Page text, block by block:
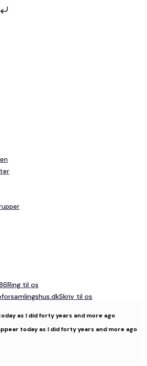
Ring til os
Skriv til os
as I did forty years and more ago
today as I did forty years and more ago